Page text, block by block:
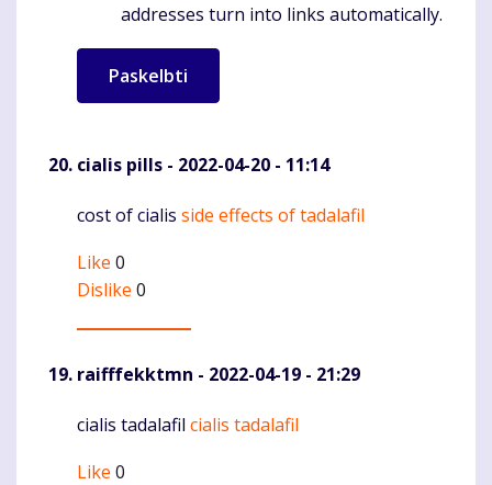
addresses turn into links automatically.
cialis pills - 2022-04-20 - 11:14
Komentaras
cost of cialis side effects of tadalafil
Like 0
Dislike 0
raifffekktmn - 2022-04-19 - 21:29
Komentaras
cialis tadalafil cialis tadalafil
Like 0